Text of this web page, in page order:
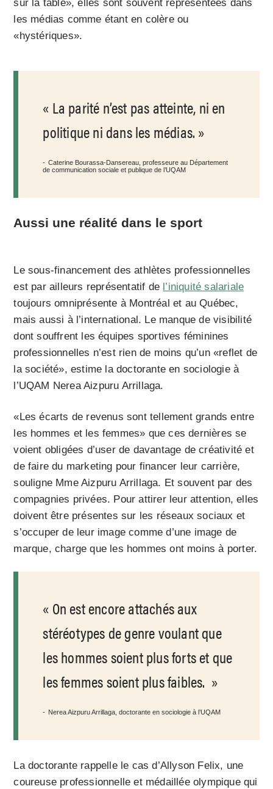
sur la table», elles sont souvent représentées dans
les médias comme étant en colère ou
«hystériques».
La parité n’est pas atteinte, ni en
politique ni dans les médias.
Caterine Bourassa-Dansereau, professeure au Département
de communication sociale et publique de l’UQAM
Aussi une réalité dans le sport
Le sous-financement des athlètes professionnelles
est par ailleurs représentatif de l’iniquité salariale
toujours omniprésente à Montréal et au Québec,
mais aussi à l’international. Le manque de visibilité
dont souffrent les équipes sportives féminines
professionnelles n’est rien de moins qu’un «reflet de
la société», estime la doctorante en sociologie à
l’UQAM Nerea Aizpuru Arrillaga.
«Les écarts de revenus sont tellement grands entre
les hommes et les femmes» que ces dernières se
voient obligées d’user de davantage de créativité et
de faire du marketing pour financer leur carrière,
souligne Mme Aizpuru Arrillaga. Et souvent par des
compagnies privées. Pour attirer leur attention, elles
doivent être présentes sur les réseaux sociaux et
s’occuper de leur image comme d’une image de
marque, charge que les hommes ont moins à porter.
On est encore attachés aux
stéréotypes de genre voulant que
les hommes soient plus forts et que
les femmes soient plus faibles.
Nerea Aizpuru Arrillaga, doctorante en sociologie à l’UQAM
La doctorante rappelle le cas d’Allyson Felix, une
coureuse professionnelle et médaillée olympique qui